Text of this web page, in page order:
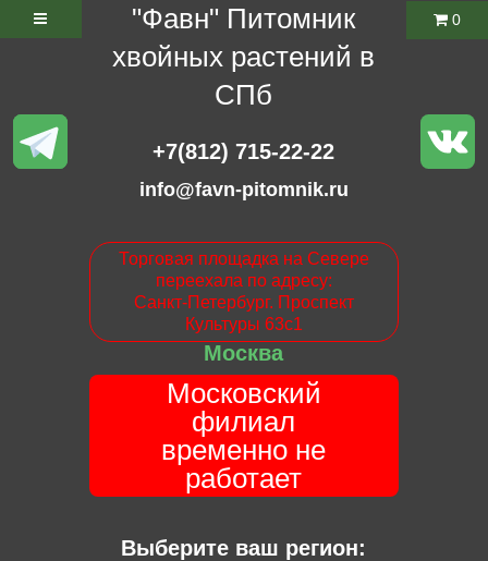
"Фавн" Питомник
хвойных растений в
СПб
+7(812) 715-22-22
info@favn-pitomnik.ru
Торговая площадка на Севере
переехала по адресу:
Санкт-Петербург. Проспект
Культуры 63с1
Москва
Московский
филиал
временно не
работает
Выберите ваш регион:
0